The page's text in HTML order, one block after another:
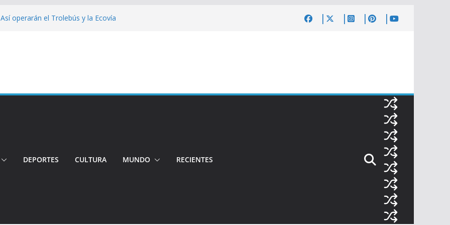
operarán el Trolebús y la Ecovía
sin vida a dos jóvenes quiteños
DEPORTES CULTURA MUNDO RECIENTES